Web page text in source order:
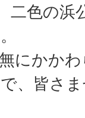
二色の浜
にかか
、皆さ